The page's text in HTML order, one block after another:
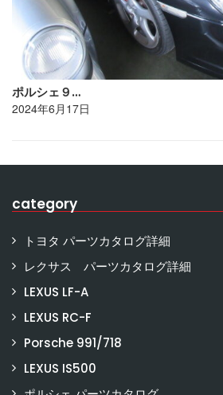
ポルシェ９…
2024年6月17日
category
トヨタ パーツカタログ詳細
レクサス パーツカタログ詳細
LEXUS LF-A
LEXUS RC-F
Porsche 991/718
LEXUS IS500